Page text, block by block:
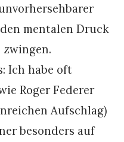
mentalen Druck
Ich habe oft
Roger Federer
Aufschlag)
besonders auf